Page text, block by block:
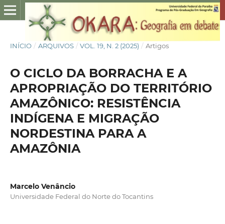
INÍCIO / ARQUIVOS / VOL. 19, N. 2 (2025) / Artigos
O CICLO DA BORRACHA E A
APROPRIAÇÃO DO TERRITÓRIO
AMAZÔNICO: RESISTÊNCIA
INDÍGENA E MIGRAÇÃO
NORDESTINA PARA A
AMAZÔNIA
Marcelo Venâncio
Universidade Federal do Norte do Tocantins